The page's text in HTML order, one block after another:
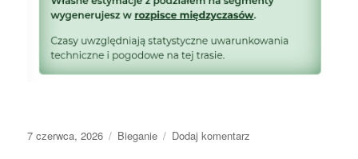
Data
7 czerwca, 2026 Kategorie
Bieganie Dodaj komentarz